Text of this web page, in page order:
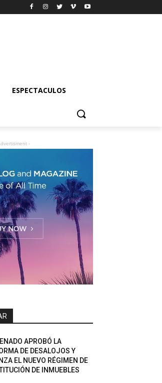
ESPECTACULOS
-
APROBÓ LA
DE DESALOJOS Y
EL NUEVO RÉGIMEN DE
DE INMUEBLES